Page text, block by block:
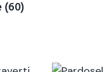
(60)